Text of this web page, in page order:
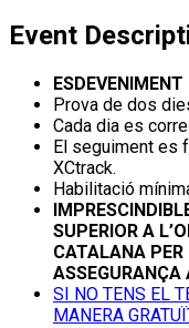
Event
ESDEVENIMENT
Prova de dos
Cada dia es
El seguiment es
XCtrack.
Habilitació
SUPERIOR A
CATALANA
ASSEGURANÇA
SI NO TENS EL
MANERA